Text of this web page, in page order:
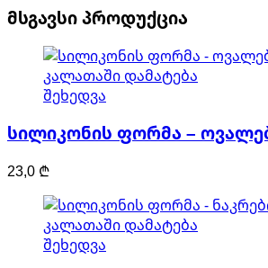
მსგავსი პროდუქცია
კალათაში დამატება
შეხედვა
სილიკონის ფორმა –
23,0 ₾
კალათაში დამატება
შეხედვა